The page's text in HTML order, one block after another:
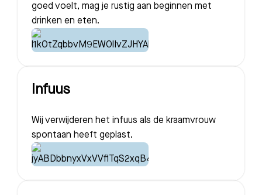
goed voelt, mag je rustig aan beginnen met
drinken en eten.
Infuus
Wij verwijderen het infuus als de kraamvrouw
spontaan heeft geplast.